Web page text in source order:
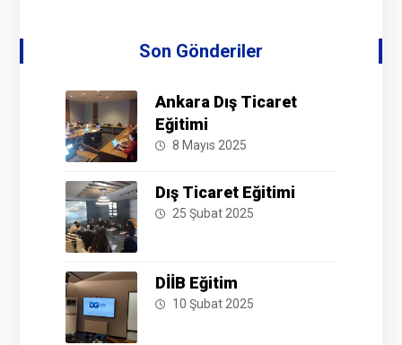
Son Gönderiler
Ankara Dış Ticaret
Eğitimi
8 Mayıs 2025
Dış Ticaret Eğitimi
25 Şubat 2025
DİİB Eğitim
10 Şubat 2025